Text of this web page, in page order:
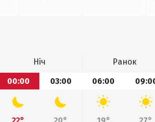
Ніч Ранок
00:00
03:00 06:00